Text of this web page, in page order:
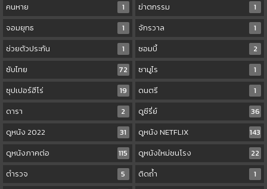
คนหาย
1 ฆ่าตกรรม
1
จอมยุทธ
1 จักรวาล
1
ช่วยตัวประกัน
1 ซอมบี้
2
ซับไทย
72 ซามูไร
1
ซุปเปอร์ฮีโร่
19 ดนตรี
1
ดารา
2 ดูซีรี่ย์
36
ดูหนัง 2022
31 ดูหนัง NETFLIX
143
ดูหนังภาคต่อ
115 ดูหนังใหม่ชนโรง
22
ตำรวจ
5 ติดถ้ำ
1